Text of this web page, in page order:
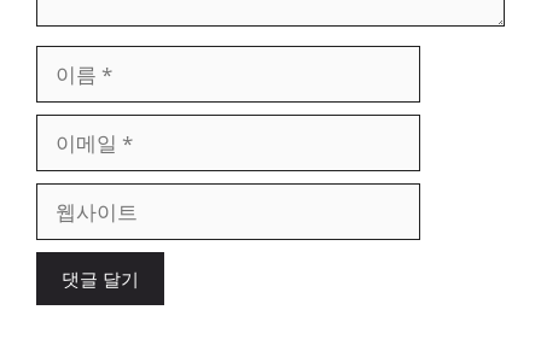
일
이